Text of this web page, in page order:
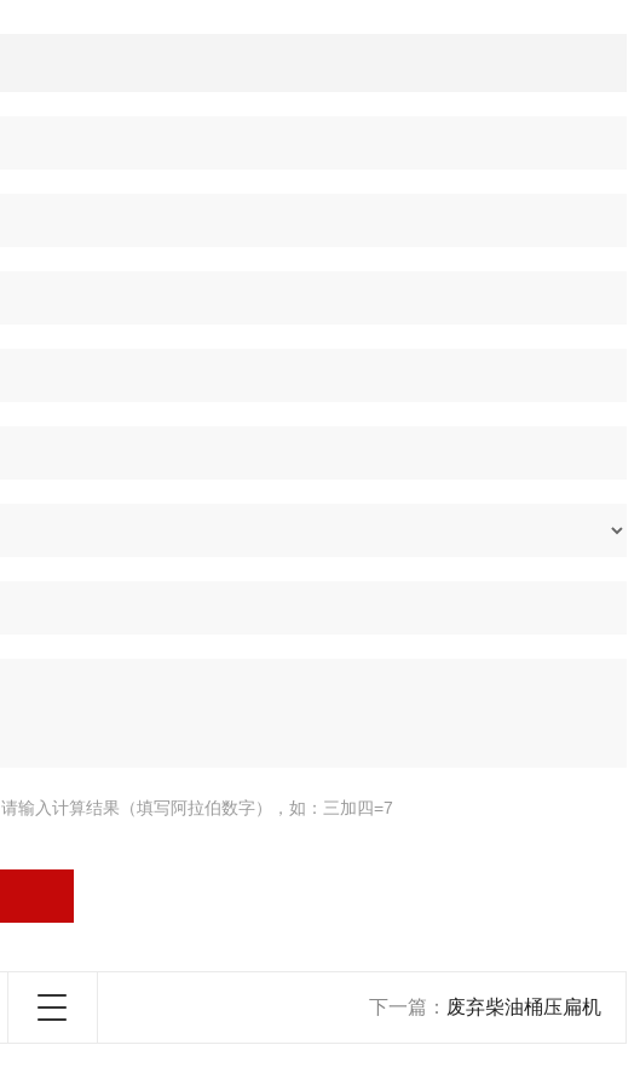
请输入计算结果（填写阿拉伯数字），如：三加四=7
下一篇： 废弃柴油桶压扁机